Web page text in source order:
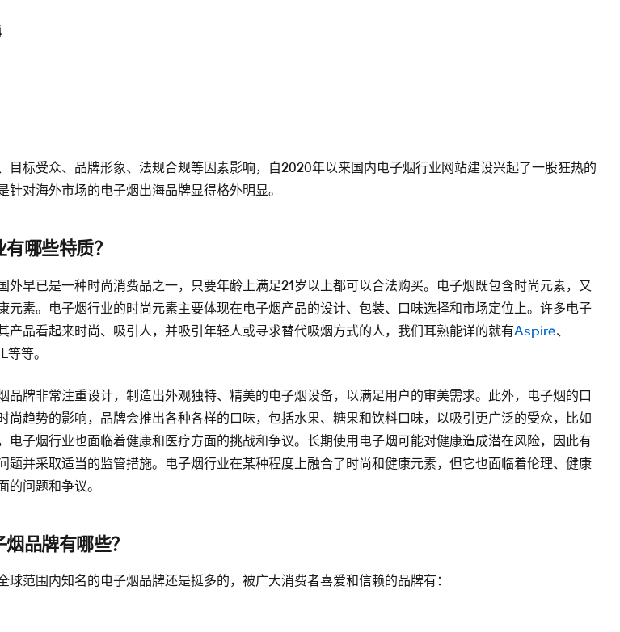
目标受众、品牌形象、法规合规等因素影响，自2020年以来国内电子烟行业网站建设兴起了一股狂热的
针对海外市场的电子烟出海品牌显得格外明显。
哪些特质？
外早已是一种时尚消费品之一，只要年龄上满足21岁以上都可以合法购买。电子烟既包含时尚元素，又
元素。电子烟行业的时尚元素主要体现在电子烟产品的设计、包装、口味选择和市场定位上。许多电子
产品看起来时尚、吸引人，并吸引年轻人或寻求替代吸烟方式的人，我们耳熟能详的就有Aspire、
等等。
品牌非常注重设计，制造出外观独特、精美的电子烟设备，以满足用户的审美需求。此外，电子烟的口
尚趋势的影响，品牌会推出各种各样的口味，包括水果、糖果和饮料口味，以吸引更广泛的受众，比如
电子烟行业也面临着健康和医疗方面的挑战和争议。长期使用电子烟可能对健康造成潜在风险，因此有
题并采取适当的监管措施。电子烟行业在某种程度上融合了时尚和健康元素，但它也面临着伦理、健康
的问题和争议。
品牌有哪些？
球范围内知名的电子烟品牌还是挺多的，被广大消费者喜爱和信赖的品牌有：